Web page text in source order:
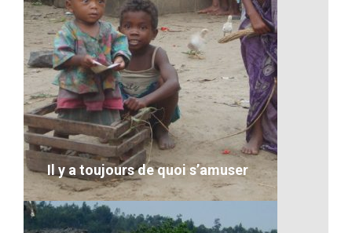
Un îlot de Madagascar
VOIR LE DÉTAIL
Il y a toujours de quoi s’amuser